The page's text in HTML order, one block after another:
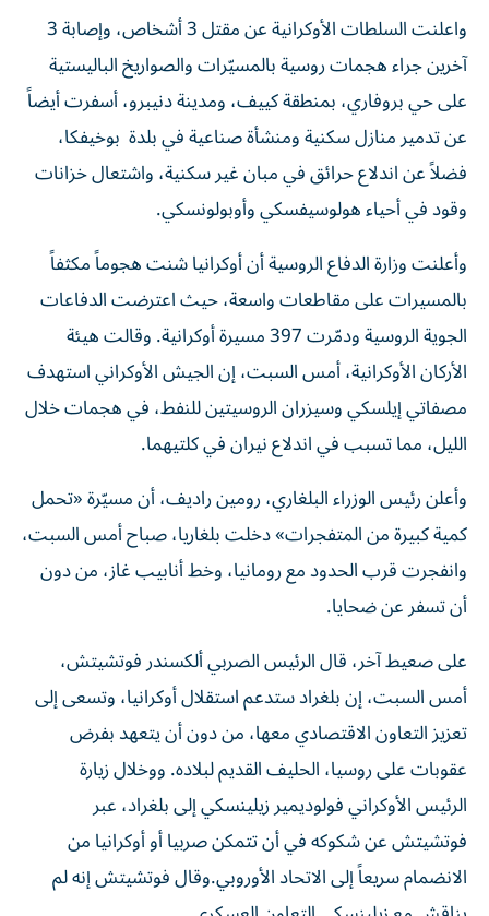
واعلنت السلطات الأوكرانية عن مقتل 3 أشخاص، وإصابة 3
آخرين جراء هجمات روسية بالمسيّرات والصواريخ الباليستية
على حي بروفاري، بمنطقة كييف، ومدينة دنيبرو، أسفرت أيضاً
عن تدمير منازل سكنية ومنشأة صناعية في بلدة بوخيفكا،
فضلاً عن اندلاع حرائق في مبان غير سكنية، واشتعال خزانات
وقود في أحياء هولوسيفسكي وأوبولونسكي.
وأعلنت وزارة الدفاع الروسية أن أوكرانيا شنت هجوماً مكثفاً
بالمسيرات على مقاطعات واسعة، حيث اعترضت الدفاعات
الجوية الروسية ودمّرت 397 مسيرة أوكرانية. وقالت هيئة
الأركان الأوكرانية، أمس السبت، ‌إن الجيش ‌الأوكراني استهدف
مصفاتي ‌إيلسكي وسيزران الروسيتين للنفط، في هجمات خلال
الليل، مما تسبب في اندلاع نيران في ​كلتيهما.
وأعلن رئيس الوزراء البلغاري، رومين راديف، أن مسيّرة «تحمل
كمية كبيرة من المتفجرات» دخلت بلغاريا، صباح أمس السبت،
وانفجرت قرب الحدود مع رومانيا، وخط أنابيب غاز، من دون
أن تسفر عن ضحايا.
على صعيط آخر، قال الرئيس الصربي ألكسندر فوتشيتش،
أمس السبت، إن بلغراد ستدعم استقلال أوكرانيا، وتسعى إلى
تعزيز التعاون الاقتصادي معها، من دون أن ‌يتعهد بفرض
عقوبات على روسيا، الحليف القديم لبلاده. ووخلال زيارة
الرئيس الأوكراني فولوديمير ​زيلينسكي إلى بلغراد، عبر
فوتشيتش عن شكوكه في أن تتمكن صربيا أو أوكرانيا ‌من
الانضمام سريعاً إلى الاتحاد الأوروبي.وقال فوتشيتش إنه لم